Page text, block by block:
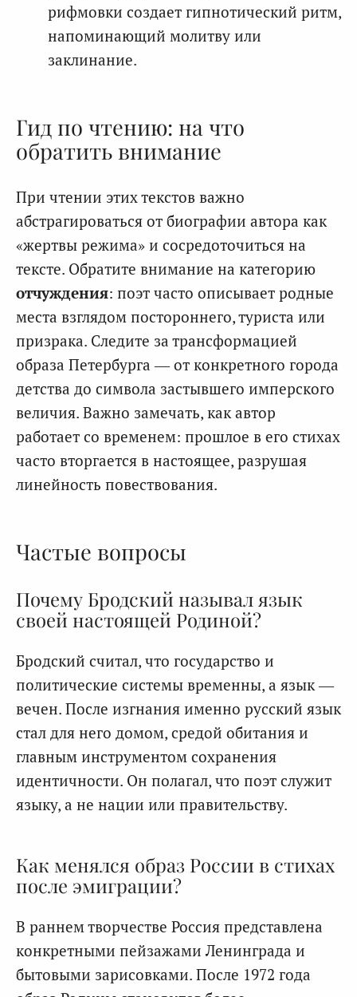
рифмовки создает гипнотический ритм,
напоминающий молитву или
заклинание.
Гид по чтению: на что
обратить внимание
При чтении этих текстов важно
абстрагироваться от биографии автора как
«жертвы режима» и сосредоточиться на
тексте. Обратите внимание на категорию
отчуждения: поэт часто описывает родные
места взглядом постороннего, туриста или
призрака. Следите за трансформацией
образа Петербурга — от конкретного города
детства до символа застывшего имперского
величия. Важно замечать, как автор
работает со временем: прошлое в его стихах
часто вторгается в настоящее, разрушая
линейность повествования.
Частые вопросы
Почему Бродский называл язык
своей настоящей Родиной?
Бродский считал, что государство и
политические системы временны, а язык —
вечен. После изгнания именно русский язык
стал для него домом, средой обитания и
главным инструментом сохранения
идентичности. Он полагал, что поэт служит
языку, а не нации или правительству.
Как менялся образ России в стихах
после эмиграции?
В раннем творчестве Россия представлена
конкретными пейзажами Ленинграда и
бытовыми зарисовками. После 1972 года